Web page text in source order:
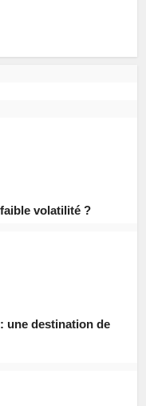
volatilité ?
une destination de